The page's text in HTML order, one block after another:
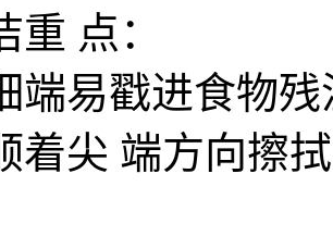
点：
易戳进食物残
着尖 端方向擦